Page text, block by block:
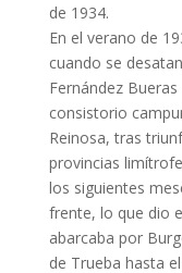
de 1934.
En el verano de
cuando se
Fernández
consistorio
Reinosa, tras
provincias
los siguientes
frente, lo que dio
abarcaba por
de Trueba hasta